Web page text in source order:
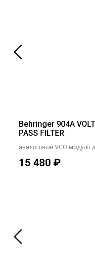
Behringer 904A
PASS FILTER
аналоговый VCO модуль
15 480 ₽